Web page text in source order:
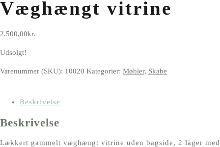
Væghængt vitrine
2.500,00kr.
Udsolgt!
Varenummer (SKU): 10020 Kategorier: Møbler, Skabe
Beskrivelse
Beskrivelse
Lækkert gammelt væghængt vitrine uden bagside, 2 låger med